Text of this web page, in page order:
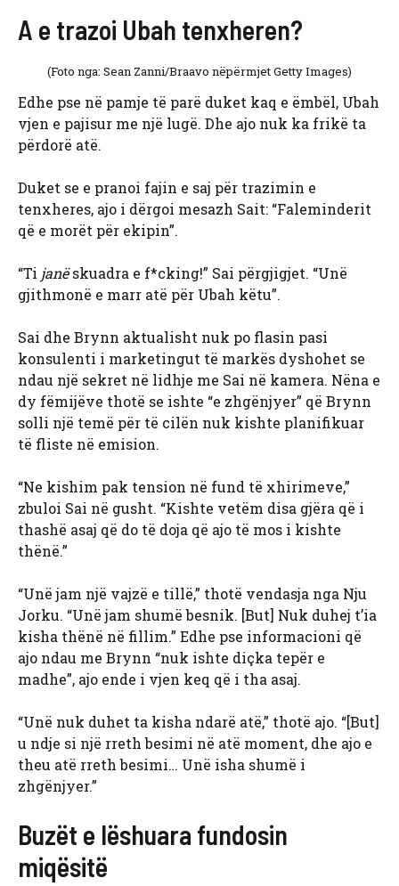
A e trazoi Ubah tenxheren?
(Foto nga: Sean Zanni/Braavo nëpërmjet Getty Images)
Edhe pse në pamje të parë duket kaq e ëmbël, Ubah
vjen e pajisur me një lugë. Dhe ajo nuk ka frikë ta
përdorë atë.
Duket se e pranoi fajin e saj për trazimin e
tenxheres, ajo i dërgoi mesazh Sait: “Faleminderit
që e morët për ekipin”.
“Ti janëskuadra e f*cking!” Sai përgjigjet. “Unë
gjithmonë e marr atë për Ubah këtu”.
Sai dhe Brynn aktualisht nuk po flasin pasi
konsulenti i marketingut të markës dyshohet se
ndau një sekret në lidhje me Sai në kamera. Nëna e
dy fëmijëve thotë se ishte “e zhgënjyer” që Brynn
solli një temë për të cilën nuk kishte planifikuar
të fliste në emision.
“Ne kishim pak tension në fund të xhirimeve,”
zbuloi Sai në gusht. “Kishte vetëm disa gjëra që i
thashë asaj që do të doja që ajo të mos i kishte
thënë.”
“Unë jam një vajzë e tillë,” thotë vendasja nga Nju
Jorku. “Unë jam shumë besnik. [But] Nuk duhej t’ia
kisha thënë në fillim.” Edhe pse informacioni që
ajo ndau me Brynn “nuk ishte diçka tepër e
madhe”, ajo ende i vjen keq që i tha asaj.
“Unë nuk duhet ta kisha ndarë atë,” thotë ajo. “[But]
u ndje si një rreth besimi në atë moment, dhe ajo e
theu atë rreth besimi… Unë isha shumë i
zhgënjyer.”
Buzët e lëshuara fundosin
miqësitë